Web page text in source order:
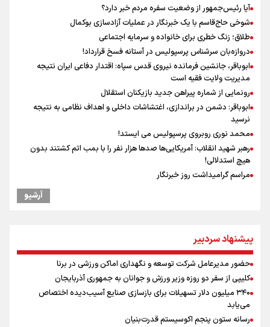
آیا رئیس‌جمهور از وضعیت سفره مردم خبر دارد؟
شوخی حاج‌قاسم با یک خبرنگار در عملیات آزادسازی بوکمال
طلاق؛ زنگ خطری برای خانواده و سرمایه اجتماعی
دروازه‌بان سرشناس پرسپولیس در آستانه فسخ قرارداد!
ابوباقر، جانشین فرمانده نیروی قدس سپاه: اقتدار دفاعی ایران نتیجه
مدیریت ولایت فقیه است
رونمایی از شماره پیراهن جدید بازیکنان استقلال
ابوباقر: دشمن در براندازی، اغتشاشات داخلی و اهداف نظامی به نتیجه
نرسید
محمد نوری روبروی پرسپولیس می ایستد!
رهبر شهید انقلاب: آمریکایی‌ها صدها هزار نفر را با بمب اتم کشتند بدون
هیچ استدلالی!
مراسم گرامیداشت روز خبرنگار
سخنگوی سپاه: بازگشایی تنگۀ هرمز منوط به پذیرش شروط ایران از سوی
در سال گذشته تا به امروز اتفاقات بزرگی را رقم زدند
سیدمناف هاشمی در مراسم انجمن ورزشی نویسان : قدردان زحمات اهالی
رسانه به ویژه ورزشی نویسان هستیم
فوران یک آتشفشان قدرتمند در جنوب غربی کلمبیا
سیمئونه درهای انتقال آلوارز به بارسلونا را بست
حضور مدیرعامل شرکت توسعه و نگهداری اماکن ورزشی در برنا
آرشیو
پیشنهاد سردبیر
حضور مدیرعامل شرکت توسعه و نگهداری اماکن ورزشی در برنا
کلیپی از سفر دو روزه وزیر ورزش و جوانان به جمهوری آذربایجان
۳۴۰ میلیون دلار تسهیلات برای بازسازی صنایع آسیب‌دیده اختصاص
می‌یابد
رسانه ستون پنجم اکوسیستم قدرت‌بنیان